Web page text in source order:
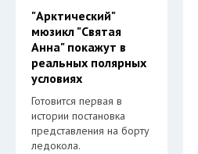
"Арктический"
мюзикл "Святая
Анна" покажут в
реальных полярных
условиях
Готовится первая в
истории постановка
представления на борту
ледокола.